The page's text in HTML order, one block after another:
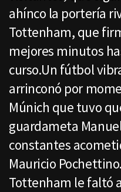
ahínco la portería
Tottenham, que
mejores minutos
curso.Un fútbol
arrinconó por
Múnich que tuvo
guardameta
constantes
Mauricio
Tottenham le faltó